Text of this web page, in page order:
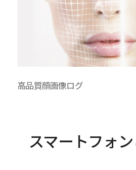
高品質顔画像ログ
スマートフォ